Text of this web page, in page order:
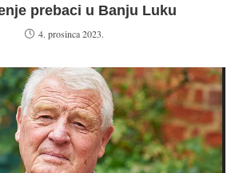
prebaci u Banju Luku
4. prosinca 2023.